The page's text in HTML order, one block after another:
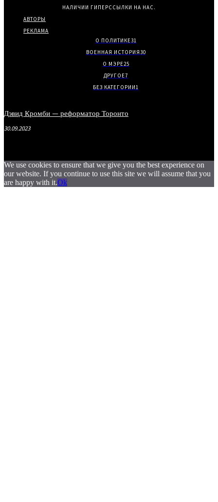
НАЛИЧИИ ГИПЕРССЫЛКИ НА НАС.
АВТОРЫ
РЕКЛАМА
О ПОЛИТИКЕ31
ВОЕННАЯ ИСТОРИЯ30
О МЭРЕ25
ДРУГОЕ7
БЕЗ КАТЕГОРИИ1
Дэвид Кромби — реформатор Торонто
30.09.2023
We use cookies to ensure that we give you the best experience on
our website. If you continue to use this site we will assume that you
are happy with it.Ok